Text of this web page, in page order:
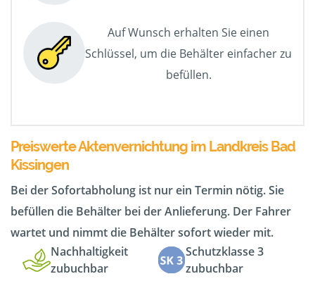
Auf Wunsch erhalten Sie einen
Schlüssel, um die Behälter einfacher zu
befüllen.
Preiswerte Aktenvernichtung im Landkreis Bad
Kissingen
Bei der Sofortabholung ist nur ein Termin nötig. Sie
befüllen die Behälter bei der Anlieferung. Der Fahrer
wartet und nimmt die Behälter sofort wieder mit.
Nachhaltigkeit
zubuchbar
Schutzklasse 3
zubuchbar